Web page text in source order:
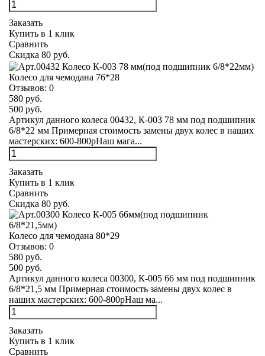
Заказать
Купить в 1 клик
Сравнить
Скидка 80 руб.
Колесо для чемодана 76*28
Отзывов: 0
580 руб.
500 руб.
Артикул данного колеса 00432, К-003 78 мм под подшипник
6/8*22 мм Примерная стоимость замены двух колес в наших
мастерских: 600-800рНаш мага...
Заказать
Купить в 1 клик
Сравнить
Скидка 80 руб.
Колесо для чемодана 80*29
Отзывов: 0
580 руб.
500 руб.
Артикул данного колеса 00300, К-005 66 мм под подшипник
6/8*21,5 мм Примерная стоимость замены двух колес в
наших мастерских: 600-800рНаш ма...
Заказать
Купить в 1 клик
Сравнить